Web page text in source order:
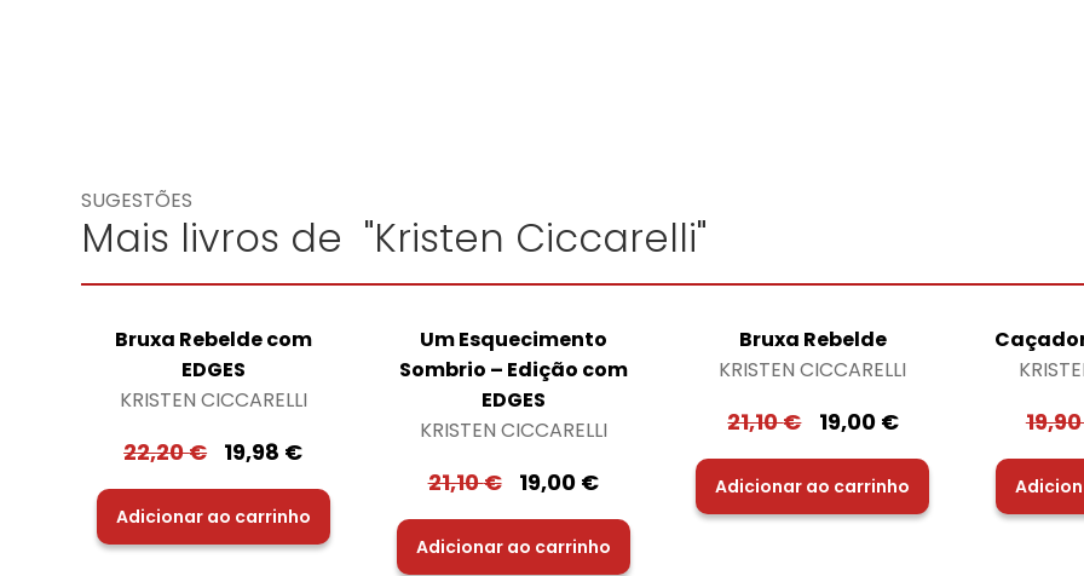
SUGESTÕES
Mais livros de "Kristen Ciccarelli"
Bruxa Rebelde com
EDGES
KRISTEN CICCARELLI
22,20€ 19,98 €
Adicionar ao carrinho
Um Esquecimento
Sombrio – Edição com
EDGES
KRISTEN CICCARELLI
21,10€ 19,00 €
Adicionar ao carrinho
Bruxa Rebelde
KRISTEN CICCARELLI
21,10€ 19,00 €
Adicionar ao carrinho